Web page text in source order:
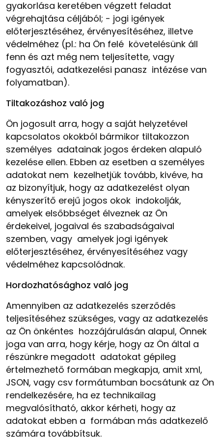
gyakorlása keretében végzett feladat
végrehajtása céljából; - jogi igények
előterjesztéséhez, érvényesítéséhez, illetve
védelméhez (pl.: ha Ön felé követelésünk áll
fenn és azt még nem teljesítette, vagy
fogyasztói, adatkezelési panasz intézése van
folyamatban).
Tiltakozáshoz való jog
Ön jogosult arra, hogy a saját helyzetével
kapcsolatos okokból bármikor tiltakozzon
személyes adatainak jogos érdeken alapuló
kezelése ellen. Ebben az esetben a személyes
adatokat nem kezelhetjük tovább, kivéve, ha
az bizonyítjuk, hogy az adatkezelést olyan
kényszerítő erejű jogos okok indokolják,
amelyek elsőbbséget élveznek az Ön
érdekeivel, jogaival és szabadságaival
szemben, vagy amelyek jogi igények
előterjesztéséhez, érvényesítéséhez vagy
védelméhez kapcsolódnak.
Hordozhatósághoz való jog
Amennyiben az adatkezelés szerződés
teljesítéséhez szükséges, vagy az adatkezelés
az Ön önkéntes hozzájárulásán alapul, Önnek
joga van arra, hogy kérje, hogy az Ön által a
részünkre megadott adatokat gépileg
értelmezhető formában megkapja, amit xml,
JSON, vagy csv formátumban bocsátunk az Ön
rendelkezésére, ha ez technikailag
megvalósítható, akkor kérheti, hogy az
adatokat ebben a formában más adatkezelő
számára továbbítsuk.